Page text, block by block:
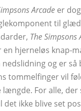
Arcade er
til
The Simpsons
hjerneløs knap-
og er så
tommelfinger vil
For alle, der
det ikke blive set